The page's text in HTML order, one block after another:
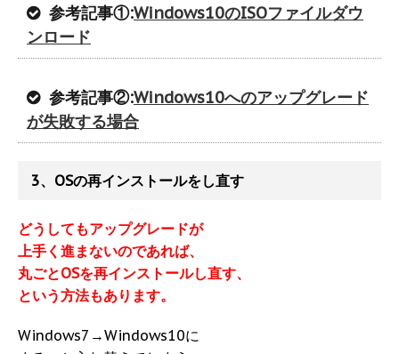
参考記事①:Windows10のISOファイルダウ
ンロード
参考記事②:Windows10へのアップグレード
が失敗する場合
3、OSの再インストールをし直す
どうしてもアップグレードが
上手く進まないのであれば、
丸ごとOSを再インストールし直す、
という方法もあります。
Windows7→Windows10に